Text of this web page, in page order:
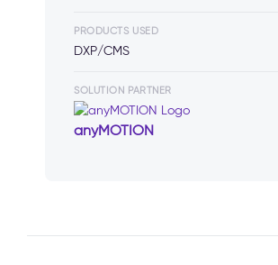
PRODUCTS USED
DXP/CMS
SOLUTION PARTNER
anyMOTION